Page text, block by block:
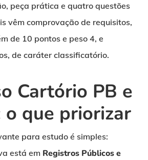
peça prática e quatro questões
vêm comprovação de requisitos,
de 10 pontos e peso 4, e
de caráter classificatório.
Cartório PB e
o que priorizar
para estudo é simples:
está em Registros Públicos e